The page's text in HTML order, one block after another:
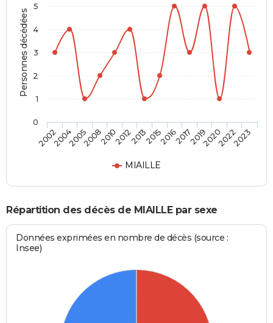
Personnes décédées
MIAILLE
20022004200520082010201220132015201620172019202020222023
0
1
2
3
4
5
Répartition des décès de MIAILLE par sexe
Données exprimées en nombre de décès (source :
Insee)